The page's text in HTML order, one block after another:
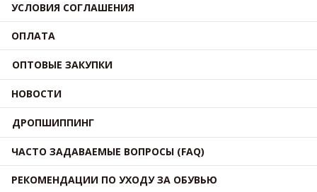
УСЛОВИЯ СОГЛАШЕНИЯ
ОПЛАТА
ОПТОВЫЕ ЗАКУПКИ
НОВОСТИ
ДРОПШИППИНГ
ЧАСТО ЗАДАВАЕМЫЕ ВОПРОСЫ (FAQ)
РЕКОМЕНДАЦИИ ПО УХОДУ ЗА ОБУВЬЮ